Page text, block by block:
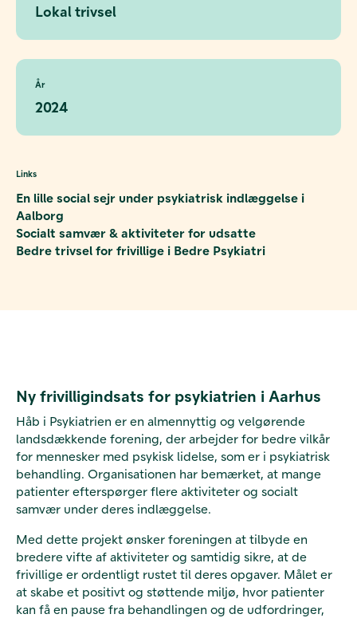
Lokal trivsel
År
2024
Links
En lille social sejr under psykiatrisk indlæggelse i
Aalborg
Socialt samvær & aktiviteter for udsatte
Bedre trivsel for frivillige i Bedre Psykiatri
Ny frivilligindsats for psykiatrien i Aarhus
Håb i Psykiatrien er en almennyttig og velgørende
landsdækkende forening, der arbejder for bedre vilkår
for mennesker med psykisk lidelse, som er i psykiatrisk
behandling. Organisationen har bemærket, at mange
patienter efterspørger flere aktiviteter og socialt
samvær under deres indlæggelse.
Med dette projekt ønsker foreningen at tilbyde en
bredere vifte af aktiviteter og samtidig sikre, at de
frivillige er ordentligt rustet til deres opgaver. Målet er
at skabe et positivt og støttende miljø, hvor patienter
kan få en pause fra behandlingen og de udfordringer,